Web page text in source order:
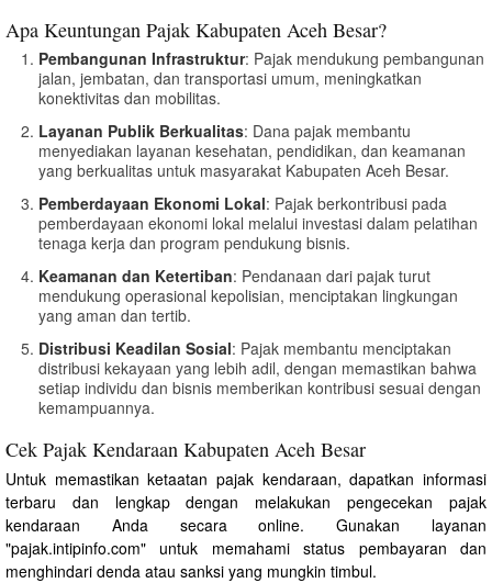
Apa Keuntungan Pajak Kabupaten Aceh Besar?
Pembangunan Infrastruktur: Pajak mendukung pembangunan
jalan, jembatan, dan transportasi umum, meningkatkan
konektivitas dan mobilitas.
Layanan Publik Berkualitas: Dana pajak membantu
menyediakan layanan kesehatan, pendidikan, dan keamanan
yang berkualitas untuk masyarakat Kabupaten Aceh Besar.
Pemberdayaan Ekonomi Lokal: Pajak berkontribusi pada
pemberdayaan ekonomi lokal melalui investasi dalam pelatihan
tenaga kerja dan program pendukung bisnis.
Keamanan dan Ketertiban: Pendanaan dari pajak turut
mendukung operasional kepolisian, menciptakan lingkungan
yang aman dan tertib.
Distribusi Keadilan Sosial: Pajak membantu menciptakan
distribusi kekayaan yang lebih adil, dengan memastikan bahwa
setiap individu dan bisnis memberikan kontribusi sesuai dengan
kemampuannya.
Cek Pajak Kendaraan Kabupaten Aceh Besar
Untuk memastikan ketaatan pajak kendaraan, dapatkan informasi
terbaru dan lengkap dengan melakukan pengecekan pajak
kendaraan Anda secara online. Gunakan layanan
"pajak.intipinfo.com" untuk memahami status pembayaran dan
menghindari denda atau sanksi yang mungkin timbul.